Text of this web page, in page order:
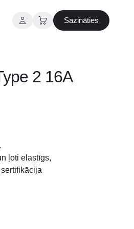
Sazināties
2 16A
ļoti elastīgs,